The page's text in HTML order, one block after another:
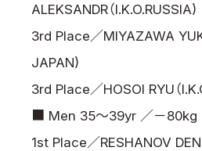
ALEKSANDR（I.K.O.RUSSIA)
3rd Place／MIYAZAWA
JAPAN)
3rd Place／HOSOI RYU（
■ Men 35～39yr ／－80kg
1st Place／RESHANOV